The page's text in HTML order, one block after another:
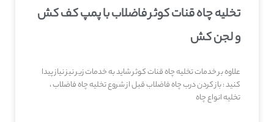
تخلیه چاه قنات کوثر فاضلاب با پمپ کف کش
و لجن کش
علاوه بر خدمات تخلیه چاه قنات کوثر شاید به خدمات زیر نیز نیاز پیدا
کنید : باز کردن درب چاه فاضلاب قبل از شروع تخلیه چاه فاضلاب ،
تخلیه انواع چاه